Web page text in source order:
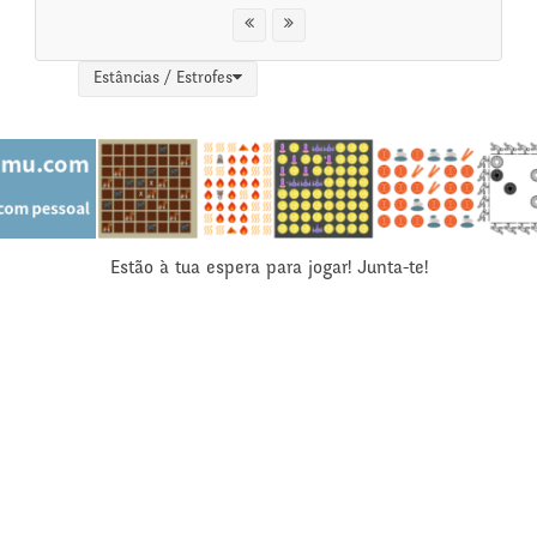
Estâncias / Estrofes
Estão à tua espera para jogar! Junta-te!